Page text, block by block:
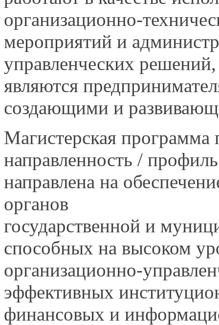
организационно-
мероприятий и
управленческих решений,
являются
создающими и
Магистерская
направленность /
направлена на
органов
государственной и
способных на высоком
организационно-
эффективных
финансовых и